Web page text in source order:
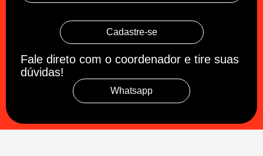
Cadastre-se
Fale direto com o coordenador e tire suas
dúvidas!
Whatsapp